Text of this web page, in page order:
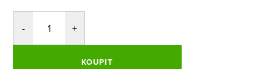
KOUPIT